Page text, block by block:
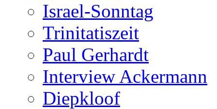
Israel-Sonntag
Trinitatiszeit
Paul Gerhardt
Interview Ackermann
Diepkloof